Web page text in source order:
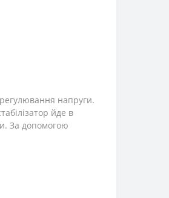
напруги.
йде в
За допомогою